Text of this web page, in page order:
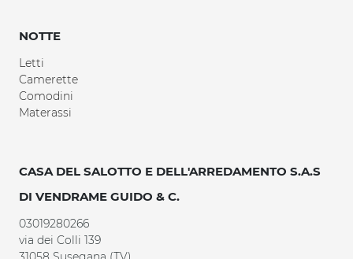
NOTTE
Letti
Camerette
Comodini
Materassi
CASA DEL SALOTTO E DELL'ARREDAMENTO S.A.S
DI VENDRAME GUIDO & C.
03019280266
via dei Colli 139